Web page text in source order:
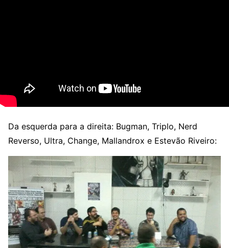
Da esquerda para a direita: Bugman, Triplo, Nerd
Reverso, Ultra, Change, Mallandrox e Estevão Riveiro: